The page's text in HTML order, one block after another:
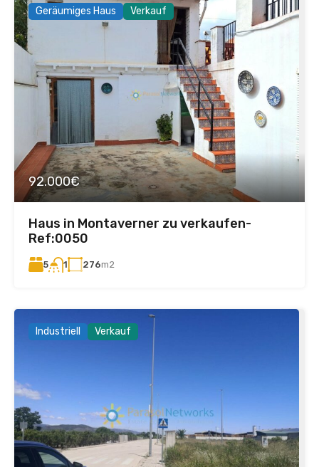
Geräumiges Haus Verkauf
92.000€
Haus in Montaverner zu verkaufen-
Ref:0050
5 1 276m2
Industriell Verkauf